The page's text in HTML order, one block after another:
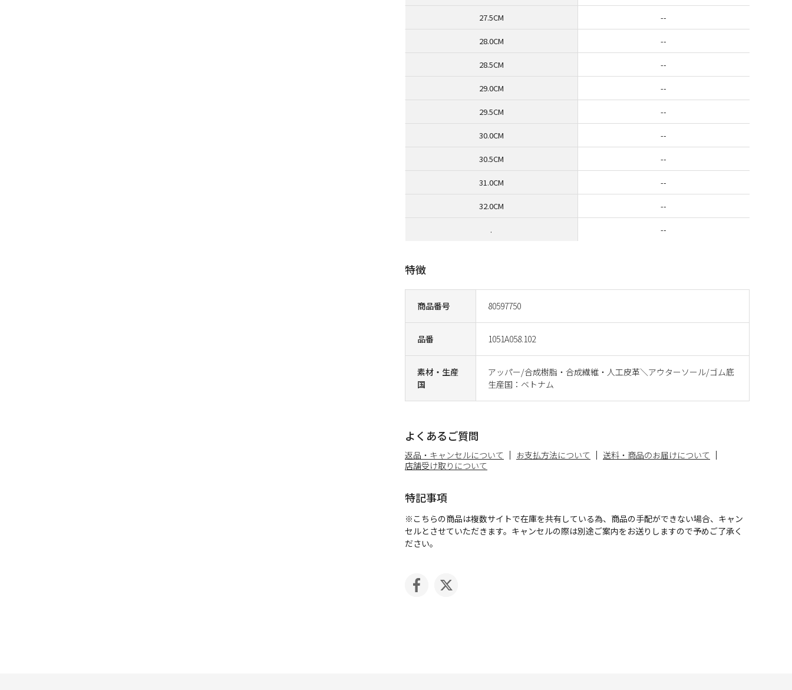
商品番号 80597750
品番 1051A058.102
素材・生産
国
アッパー/合成樹脂・合成繊維・人工皮革＼アウターソール/ゴム底
生産国：ベトナム
特徴
よくあるご質問
返品・キャンセルについて お支払方法について
送料・商品のお届けについて
店舗受け取りについて
特記事項
※こちらの商品は複数サイトで在庫を共有している為、商品の手配ができない場合、キャン
セルとさせていただきます。キャンセルの際は別途ご案内をお送りしますので予めご了承く
ださい。
27.5CM --
28.0CM --
28.5CM --
29.0CM --
29.5CM --
30.0CM --
30.5CM --
31.0CM --
32.0CM --
. --